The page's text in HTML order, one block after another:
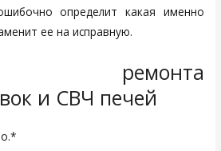
определит какая именно
ее на исправную.
ремонта
и СВЧ печей